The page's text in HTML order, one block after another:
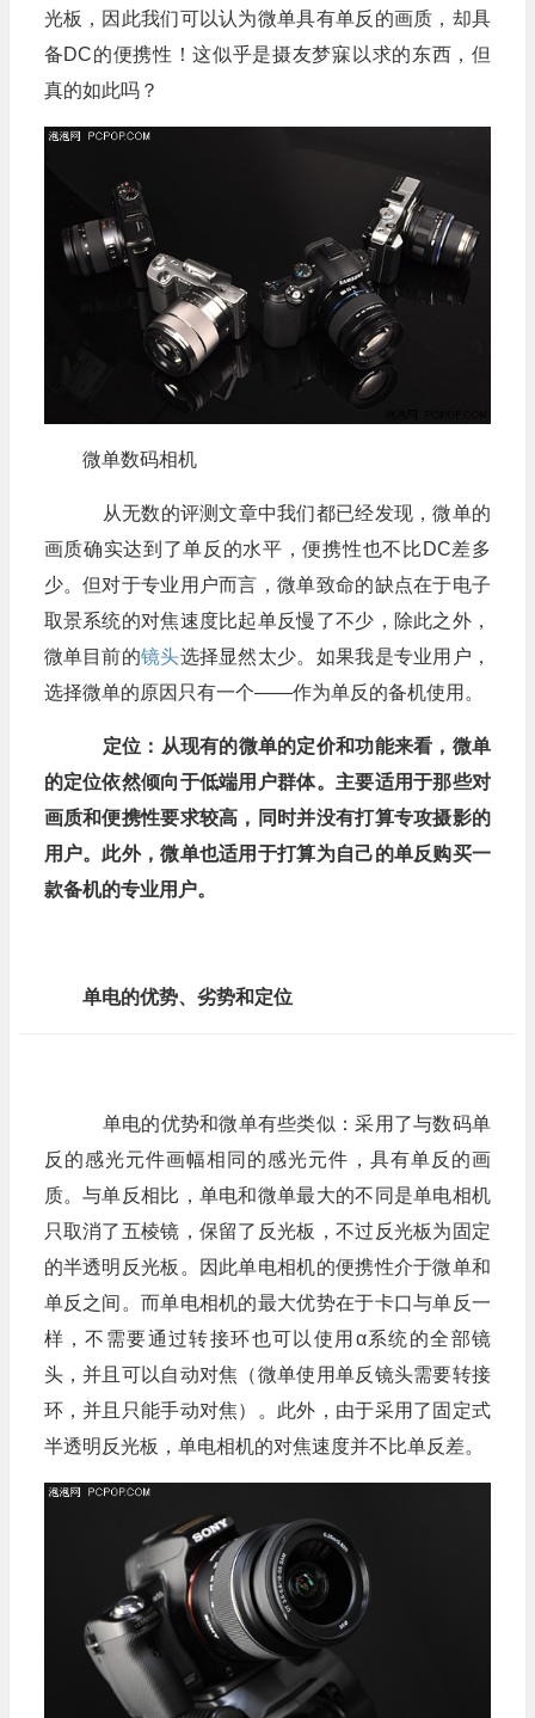
光板，因此我们可以认为微单具有单反的画质，却具
备DC的便携性！这似乎是摄友梦寐以求的东西，但
真的如此吗？
微单数码相机
从无数的评测文章中我们都已经发现，微单的
画质确实达到了单反的水平，便携性也不比DC差多
少。但对于专业用户而言，微单致命的缺点在于电子
取景系统的对焦速度比起单反慢了不少，除此之外，
微单目前的镜头选择显然太少。如果我是专业用户，
选择微单的原因只有一个——作为单反的备机使用。
定位：从现有的微单的定价和功能来看，微单
的定位依然倾向于低端用户群体。主要适用于那些对
画质和便携性要求较高，同时并没有打算专攻摄影的
用户。此外，微单也适用于打算为自己的单反购买一
款备机的专业用户。
单电的优势、劣势和定位
单电的优势和微单有些类似：采用了与数码单
反的感光元件画幅相同的感光元件，具有单反的画
质。与单反相比，单电和微单最大的不同是单电相机
只取消了五棱镜，保留了反光板，不过反光板为固定
的半透明反光板。因此单电相机的便携性介于微单和
单反之间。而单电相机的最大优势在于卡口与单反一
样，不需要通过转接环也可以使用α系统的全部镜
头，并且可以自动对焦（微单使用单反镜头需要转接
环，并且只能手动对焦）。此外，由于采用了固定式
半透明反光板，单电相机的对焦速度并不比单反差。